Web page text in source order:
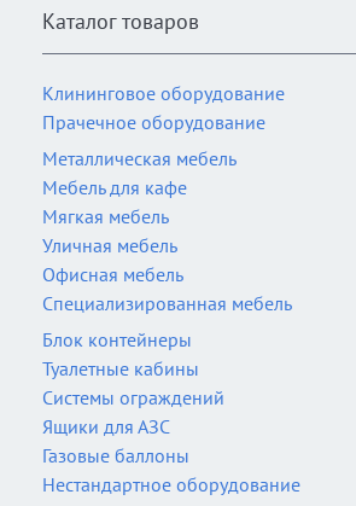
Каталог товаров
Клининговое оборудование
Прачечное оборудование
Металлическая мебель
Мебель для кафе
Мягкая мебель
Уличная мебель
Офисная мебель
Специализированная мебель
Блок контейнеры
Туалетные кабины
Системы ограждений
Ящики для АЗС
Газовые баллоны
Нестандартное оборудование